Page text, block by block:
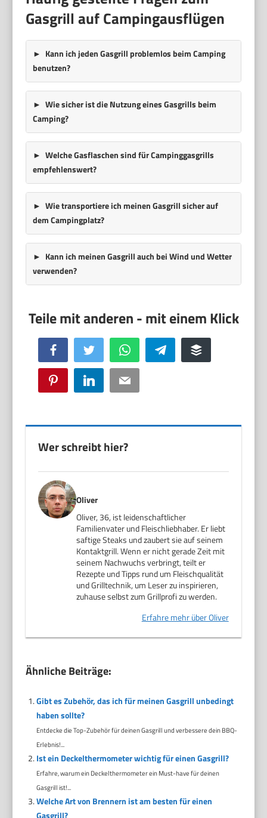
Gasgrill auf Campingausflügen
Kann ich jeden Gasgrill problemlos beim Camping
benutzen?
Wie sicher ist die Nutzung eines Gasgrills beim
Camping?
Welche Gasflaschen sind für Campinggasgrills
empfehlenswert?
Wie transportiere ich meinen Gasgrill sicher auf
dem Campingplatz?
Kann ich meinen Gasgrill auch bei Wind und Wetter
verwenden?
Facebook Twitter WhatsApp Telegram Buffer
Pinterest LinkedIn Email
Wer schreibt hier?
Oliver
Oliver, 36, ist leidenschaftlicher
Familienvater und Fleischliebhaber. Er liebt
saftige Steaks und zaubert sie auf seinem
Kontaktgrill. Wenn er nicht gerade Zeit mit
seinem Nachwuchs verbringt, teilt er
Rezepte und Tipps rund um Fleischqualität
und Grilltechnik, um Leser zu inspirieren,
zuhause selbst zum Grillprofi zu werden.
Erfahre mehr über Oliver
Ähnliche Beiträge:
Gibt es Zubehör, das ich für meinen Gasgrill unbedingt
haben sollte?
Entdecke die Top-Zubehör für deinen Gasgrill und verbessere dein BBQ-
Erlebnis!...
Ist ein Deckelthermometer wichtig für einen Gasgrill?
Erfahre, warum ein Deckelthermometer ein Must-have für deinen
Gasgrill ist!...
Welche Art von Brennern ist am besten für einen
Gasgrill?